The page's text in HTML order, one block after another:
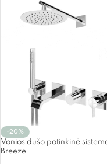
-20%
Vonios dušo potinkinė
Breeze